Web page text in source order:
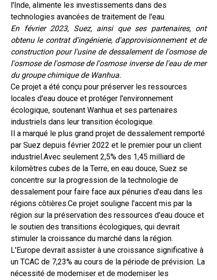
l'Inde, alimente les investissements dans des
technologies avancées de traitement de l'eau.
En février 2023, Suez, ainsi que ses partenaires, ont
obtenu le contrat d'ingénierie, d'approvisionnement et de
construction pour l'usine de dessalement de l'osmose de
l'osmose de l'osmose de l'osmose inverse de l'eau de mer
du groupe chimique de Wanhua.
Ce projet a été conçu pour préserver les ressources
locales d'eau douce et protéger l'environnement
écologique, soutenant Wanhua et ses partenaires
industriels dans leur transition écologique.
Il a marqué le plus grand projet de dessalement remporté
par Suez depuis février 2022 et le premier pour un client
industriel.Avec seulement 2,5% des 1,45 milliard de
kilomètres cubes de la Terre, en eau douce, Suez se
concentre sur la progression de la technologie de
dessalement pour faire face aux pénuries d'eau dans les
régions côtières.Ce projet souligne l'accent mis par la
région sur la préservation des ressources d'eau douce et
le soutien des transitions écologiques, qui devrait
stimuler la croissance du marché dans la région.
L'Europe devrait assister à une croissance significative à
un TCAC de 7,23% au cours de la période de prévision. La
nécessité de moderniser et de moderniser les